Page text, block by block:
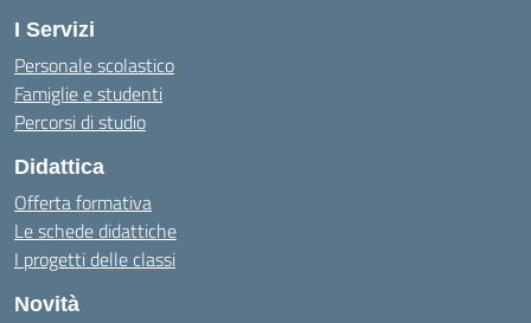
I Servizi
Personale scolastico
Famiglie e studenti
Percorsi di studio
Didattica
Offerta formativa
Le schede didattiche
I progetti delle classi
Novità